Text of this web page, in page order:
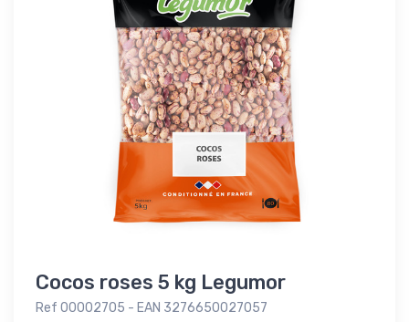
Cocos roses 5 kg Legumor
Ref 00002705 - EAN 3276650027057